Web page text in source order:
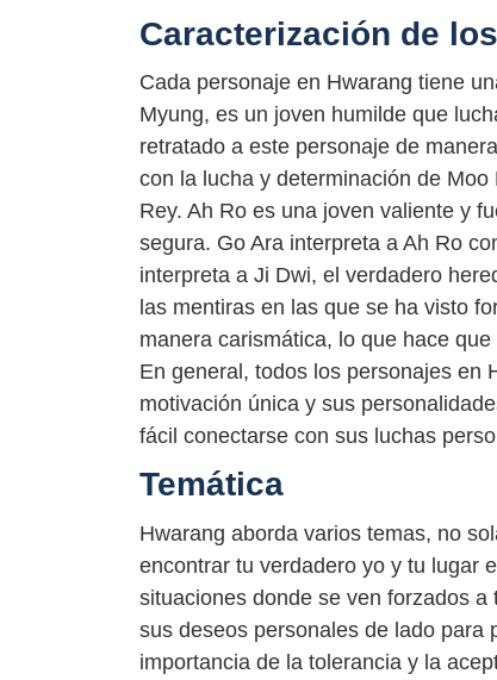
Caracterización de
Cada personaje en Hwarang tiene
Myung, es un joven humilde que
retratado a este personaje de
con la lucha y determinación de
Rey. Ah Ro es una joven valiente y
segura. Go Ara interpreta a Ah Ro
interpreta a Ji Dwi, el verdadero
las mentiras en las que se ha visto
manera carismática, lo que hace
En general, todos los personajes en
motivación única y sus
fácil conectarse con sus luchas
Temática
Hwarang aborda varios temas, no
encontrar tu verdadero yo y tu lugar
situaciones donde se ven forzados
sus deseos personales de lado para
importancia de la tolerancia y la